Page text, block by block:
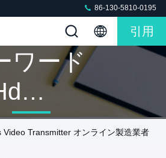
86-130-5810-0195
引用
ワード
Video Transmitter オンライン製造業者